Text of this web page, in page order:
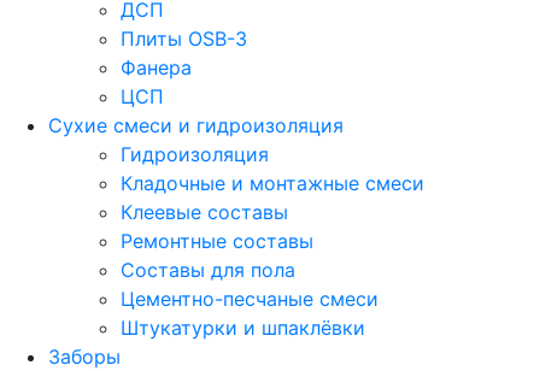
ДСП
Плиты OSB-3
Фанера
ЦСП
Сухие смеси и гидроизоляция
Гидроизоляция
Кладочные и монтажные смеси
Клеевые составы
Ремонтные составы
Составы для пола
Цементно-песчаные смеси
Штукатурки и шпаклёвки
Заборы